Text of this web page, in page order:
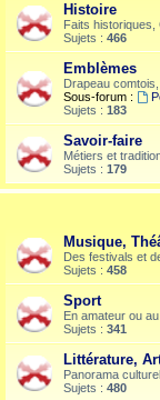
Histoire
Faits historiques,
Sujets : 466
Emblèmes
Drapeau
Sous-forum :
Sujets : 183
Savoir-faire
Métiers et
Sujets : 179
Musique,
Des festivals et
Sujets : 458
Sport
En amateur ou
Sujets : 341
Littérature,
Panorama
Sujets : 480